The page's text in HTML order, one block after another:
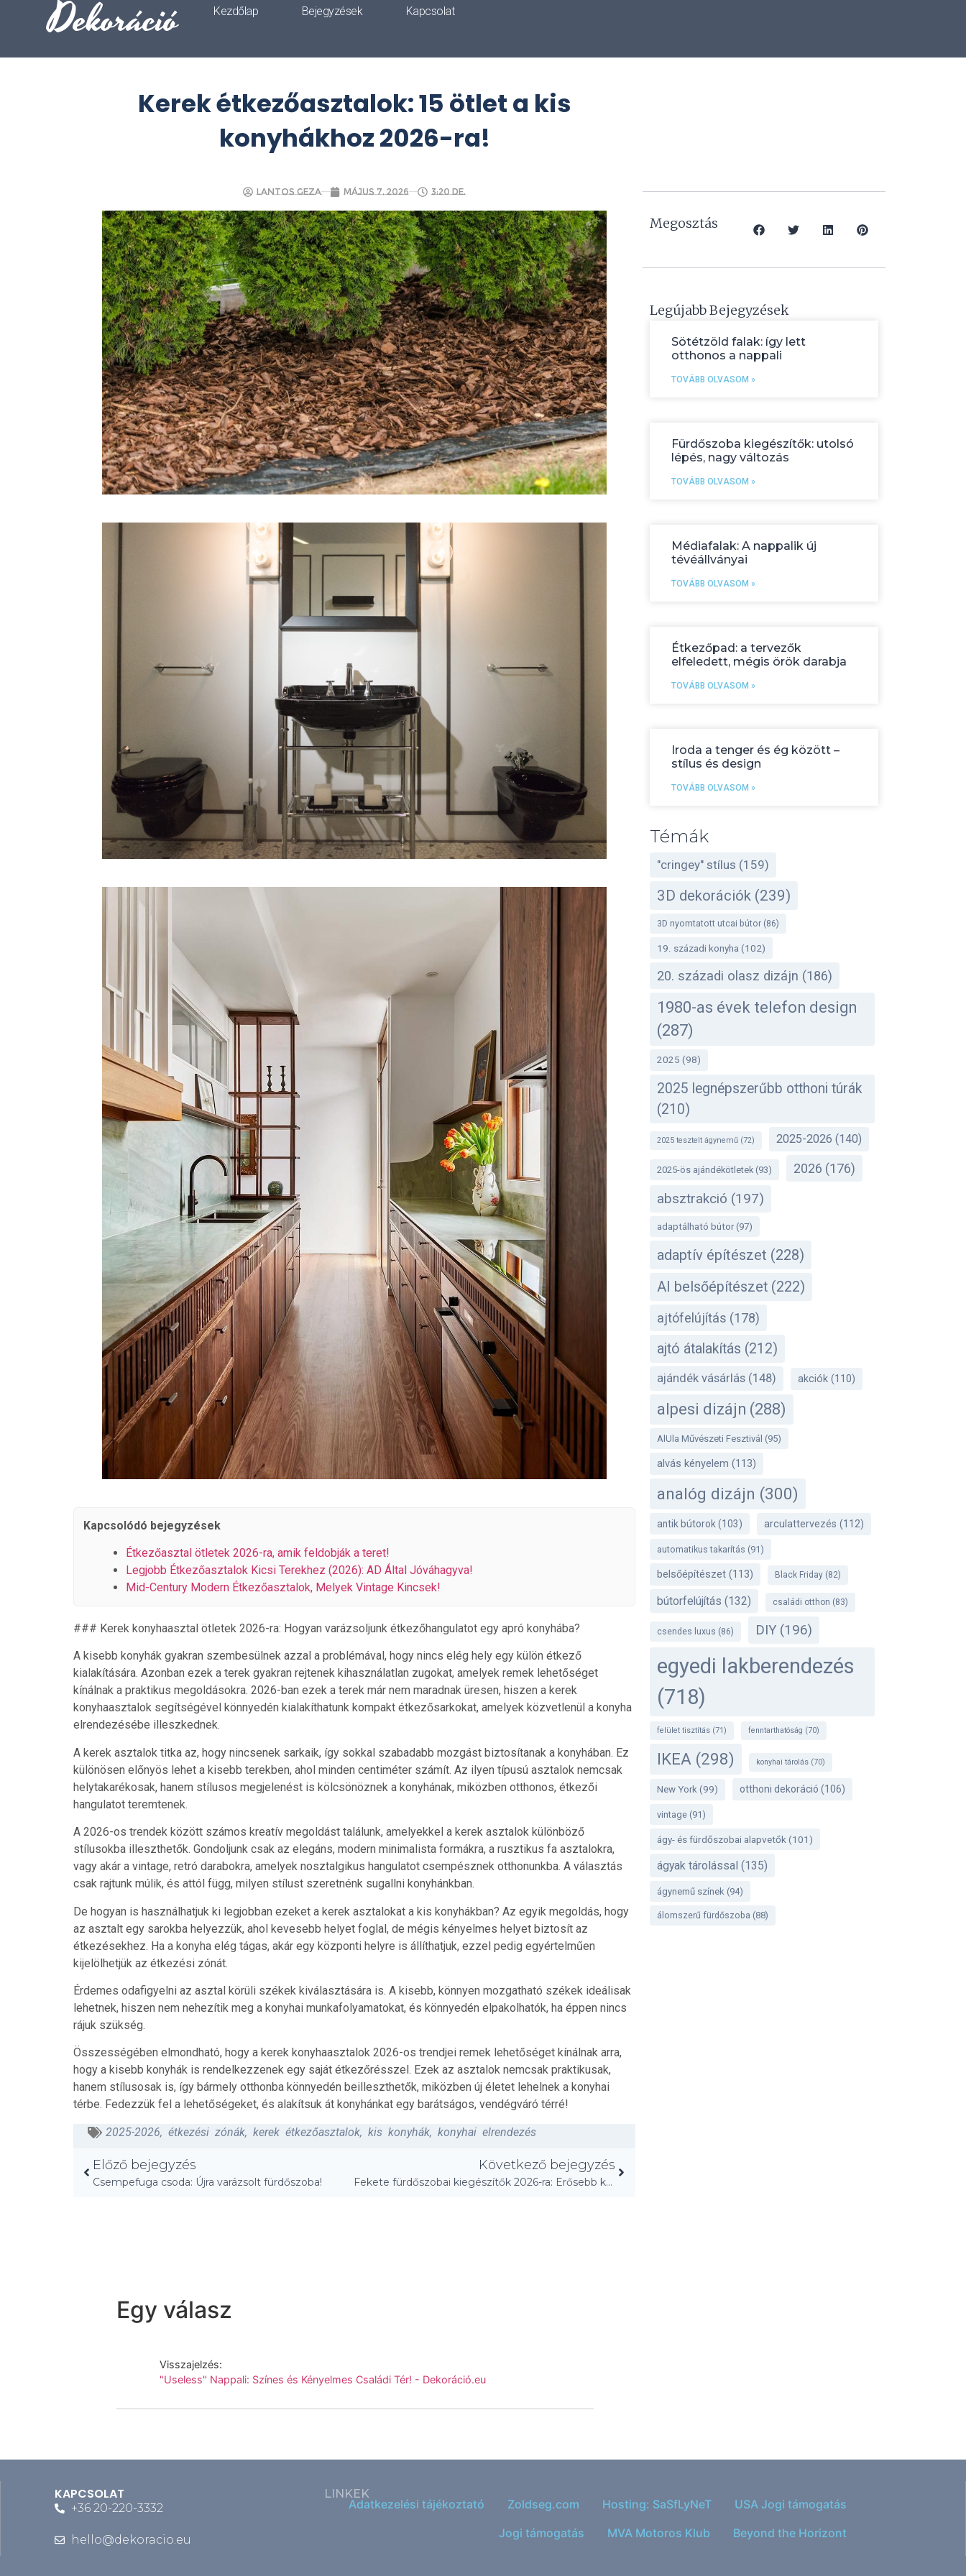
Dekoráció Kezdőlap Bejegyzések Kapcsolat
Kerek étkezőasztalok: 15 ötlet a kis
konyhákhoz 2026-ra!
Lantos Geza május 7, 2026 3:20 de.
Kapcsolódó bejegyzések
Étkezőasztal ötletek 2026-ra, amik feldobják a teret!
Legjobb Étkezőasztalok Kicsi Terekhez (2026): AD Által Jóváhagyva!
Mid-Century Modern Étkezőasztalok, Melyek Vintage Kincsek!
### Kerek konyhaasztal ötletek 2026-ra: Hogyan varázsoljunk étkezőhangulatot egy apró konyhába?
A kisebb konyhák gyakran szembesülnek azzal a problémával, hogy nincs elég hely egy külön étkező
kialakítására. Azonban ezek a terek gyakran rejtenek kihasználatlan zugokat, amelyek remek lehetőséget
kínálnak a praktikus megoldásokra. 2026-ban ezek a terek már nem maradnak üresen, hiszen a kerek
konyhaasztalok segítségével könnyedén kialakíthatunk kompakt étkezősarkokat, amelyek közvetlenül a konyha
elrendezésébe illeszkednek.
A kerek asztalok titka az, hogy nincsenek sarkaik, így sokkal szabadabb mozgást biztosítanak a konyhában. Ez
különösen előnyös lehet a kisebb terekben, ahol minden centiméter számít. Az ilyen típusú asztalok nemcsak
helytakarékosak, hanem stílusos megjelenést is kölcsönöznek a konyhának, miközben otthonos, étkezői
hangulatot teremtenek.
A 2026-os trendek között számos kreatív megoldást találunk, amelyekkel a kerek asztalok különböző
stílusokba illeszthetők. Gondoljunk csak az elegáns, modern minimalista formákra, a rusztikus fa asztalokra,
vagy akár a vintage, retró darabokra, amelyek nosztalgikus hangulatot csempésznek otthonunkba. A választás
csak rajtunk múlik, és attól függ, milyen stílust szeretnénk sugallni konyhánkban.
De hogyan is használhatjuk ki legjobban ezeket a kerek asztalokat a kis konyhákban? Az egyik megoldás, hogy
az asztalt egy sarokba helyezzük, ahol kevesebb helyet foglal, de mégis kényelmes helyet biztosít az
étkezésekhez. Ha a konyha elég tágas, akár egy központi helyre is állíthatjuk, ezzel pedig egyértelműen
kijelölhetjük az étkezési zónát.
Érdemes odafigyelni az asztal körüli székek kiválasztására is. A kisebb, könnyen mozgatható székek ideálisak
lehetnek, hiszen nem nehezítik meg a konyhai munkafolyamatokat, és könnyedén elpakolhatók, ha éppen nincs
rájuk szükség.
Összességében elmondható, hogy a kerek konyhaasztalok 2026-os trendjei remek lehetőséget kínálnak arra,
hogy a kisebb konyhák is rendelkezzenek egy saját étkezőrésszel. Ezek az asztalok nemcsak praktikusak,
hanem stílusosak is, így bármely otthonba könnyedén beilleszthetők, miközben új életet lehelnek a konyhai
térbe. Fedezzük fel a lehetőségeket, és alakítsuk át konyhánkat egy barátságos, vendégváró térré!
2025-2026, étkezési zónák, kerek étkezőasztalok, kis konyhák, konyhai elrendezés
Előző bejegyzés
Csempefuga csoda: Újra varázsolt fürdőszoba!
Következő bejegyzés
Fekete fürdőszobai kiegészítők 2026-ra: Erősebb kontraszt!
Megosztás
Legújabb Bejegyzések
Sötétzöld falak: így lett
otthonos a nappali
TOVÁBB OLVASOM »
Fürdőszoba kiegészítők: utolsó
lépés, nagy változás
TOVÁBB OLVASOM »
Médiafalak: A nappalik új
tévéállványai
TOVÁBB OLVASOM »
Étkezőpad: a tervezők
elfeledett, mégis örök darabja
TOVÁBB OLVASOM »
Iroda a tenger és ég között –
stílus és design
TOVÁBB OLVASOM »
Témák
"cringey" stílus (159)
3D dekorációk(239)
3D nyomtatott utcai bútor(86)
19. századi konyha (102)
20. századi olasz dizájn (186)
1980-as évek telefon design
(287)
2025 (98)
2025 legnépszerűbb otthoni túrák
(210)
2025 tesztelt ágynemű(72) 2025-2026 (140)
2025-ös ajándékötletek(93) 2026 (176)
absztrakció (197)
adaptálható bútor(97)
adaptív építészet (228)
AI belsőépítészet(222)
ajtófelújítás (178)
ajtó átalakítás (212)
ajándék vásárlás(148) akciók(110)
alpesi dizájn (288)
AlUla Művészeti Fesztivál (95)
alvás kényelem (113)
analóg dizájn (300)
antik bútorok (103) arculattervezés (112)
automatikus takarítás (91)
belsőépítészet(113) Black Friday(82)
bútorfelújítás (132) családi otthon (83)
csendes luxus (86) DIY(196)
egyedi lakberendezés
(718)
felület tisztítás(71) fenntarthatóság (70)
IKEA (298) konyhai tárolás(70)
New York(99) otthoni dekoráció (106)
vintage(91)
ágy- és fürdőszobai alapvetők (101)
ágyak tárolással (135)
ágynemű színek(94)
álomszerű fürdőszoba (88)
Egy válasz
Visszajelzés:
"Useless" Nappali: Színes és Kényelmes Családi Tér! - Dekoráció.eu
KAPCSOLAT
+36 20-220-3332
hello@dekoracio.eu
LINKEK
Adatkezelési tájékoztató Zoldseg.com Hosting: SaSfLyNeT
USA Jogi támogatás
Jogi támogatás
MVA Motoros Klub Beyond the Horizont